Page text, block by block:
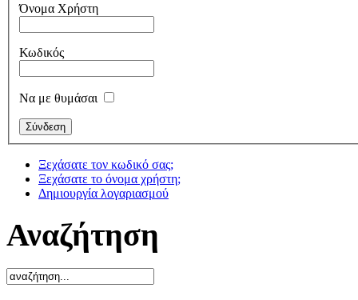
Όνομα Χρήστη
Κωδικός
Να με θυμάσαι
Ξεχάσατε τον κωδικό σας;
Ξεχάσατε το όνομα χρήστη;
Δημιουργία λογαριασμού
Αναζήτηση